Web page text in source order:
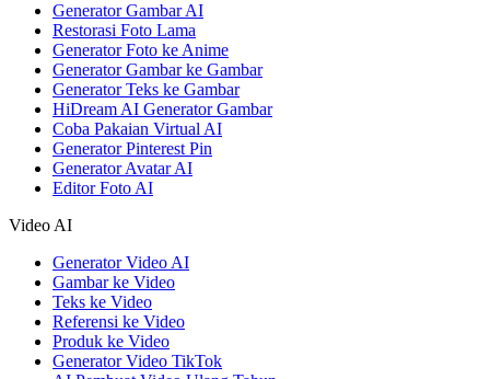
Generator Gambar AI
Restorasi Foto Lama
Generator Foto ke Anime
Generator Gambar ke Gambar
Generator Teks ke Gambar
HiDream AI Generator Gambar
Coba Pakaian Virtual AI
Generator Pinterest Pin
Generator Avatar AI
Editor Foto AI
Video AI
Generator Video AI
Gambar ke Video
Teks ke Video
Referensi ke Video
Produk ke Video
Generator Video TikTok